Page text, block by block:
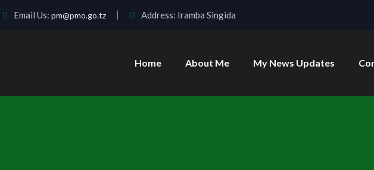
Email Us: pm@pmo.go.tz Address: Iramba Singida
Home About Me My News Updates